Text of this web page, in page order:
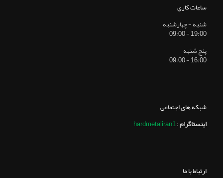
ساعات کاری
شنبه - چهارشنبه
19:00 - 09:00
پنج شنبه
16:00 - 09:00
شبکه های اجتماعی
اینستاگرام:
hardmetaliran1
ارتباط با ما